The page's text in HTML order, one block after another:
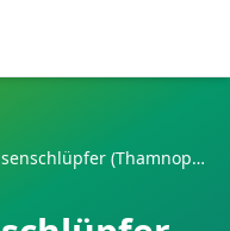
Aroyas Ameisenschlüpfer (Thamnophilus aroyae)